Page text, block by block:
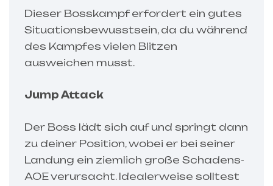
Dieser Bosskampf erfordert ein gutes
Situationsbewusstsein, da du während
des Kampfes vielen Blitzen
ausweichen musst.
Jump Attack
Der Boss lädt sich auf und springt dann
zu deiner Position, wobei er bei seiner
Landung ein ziemlich große Schadens-
AOE verursacht. Idealerweise solltest